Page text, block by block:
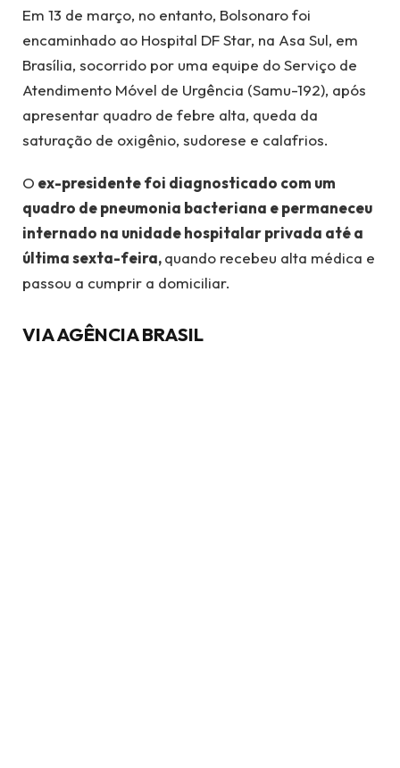
Em 13 de março, no entanto, Bolsonaro foi
encaminhado ao Hospital DF Star, na Asa Sul, em
Brasília, socorrido por uma equipe do Serviço de
Atendimento Móvel de Urgência (Samu-192), após
apresentar quadro de febre alta, queda da
saturação de oxigênio, sudorese e calafrios.
O ex-presidente foi diagnosticado com um
quadro de pneumonia bacteriana e permaneceu
internado na unidade hospitalar privada até a
última sexta-feira,quando recebeu alta médica e
passou a cumprir a domiciliar.
VIA AGÊNCIA BRASIL